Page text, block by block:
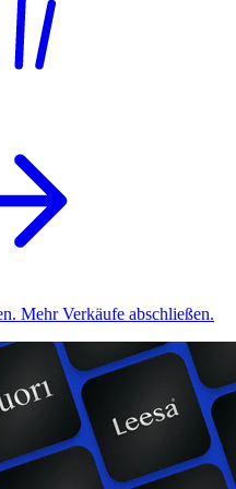
Mehr Verkäufe abschließen.